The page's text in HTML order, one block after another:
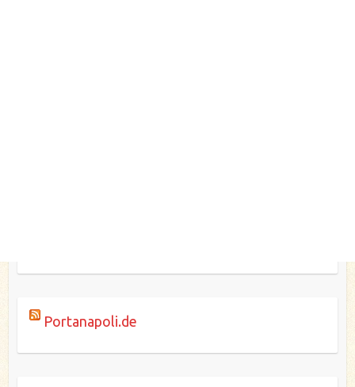
Portanapoli.de